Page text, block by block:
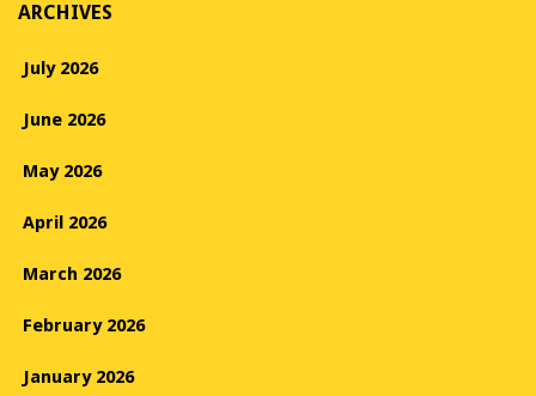
ARCHIVES
July 2026
June 2026
May 2026
April 2026
March 2026
February 2026
January 2026